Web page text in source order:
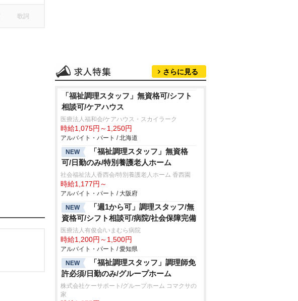
歌詞
さらに見る
「福祉調理スタッフ」無資格可/シフト
相談可/ケアハウス
医療法人福和会/ケアハウス・スカイラーク
時給1,075円～1,250円
アルバイト・パート / 北海道
NEW
「福祉調理スタッフ」無資格
可/日勤のみ/特別養護老人ホーム
社会福祉法人香西会/特別養護老人ホーム 香西園
時給1,177円～
アルバイト・パート / 大阪府
NEW
「週1から可」調理スタッフ/無
資格可/シフト相談可/病院/社会保障完備
医療法人有俊会/いまむら病院
時給1,200円～1,500円
アルバイト・パート / 愛知県
NEW
「福祉調理スタッフ」調理師免
許必須/日勤のみ/グループホーム
株式会社ケーサポート/グループホーム コマクサの
家